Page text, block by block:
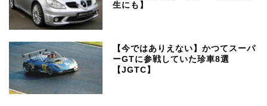
生にも】
【今ではありえない】かつてスーパ
ーGTに参戦していた珍車8選
【JGTC】